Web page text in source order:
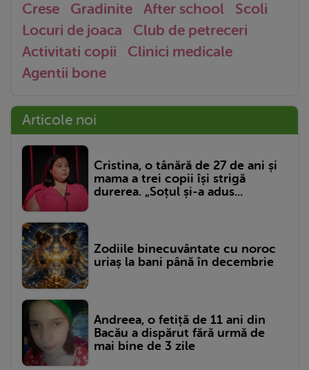
Crese Gradinite After school
Scoli
Locuri de joaca
Club de petreceri
Activitati copii
Clinici medicale
Agentii bone
Articole noi
Cristina, o tânără de 27 de ani și
mama a trei copii își strigă
durerea. „Soțul și-a adus...
Zodiile binecuvântate cu noroc
uriaș la bani până în decembrie
Andreea, o fetiță de 11 ani din
Bacău a dispărut fără urmă de
mai bine de 3 zile